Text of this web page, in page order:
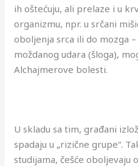
ih oštećuju, ali prelaze i u
organizmu, npr. u srčani
oboljenja srca ili do mozga
moždanog udara (šloga),
Alchajmerove bolesti.
U skladu sa tim, građani
spadaju u „rizične grupe“.
studijama, češće oboljevaju